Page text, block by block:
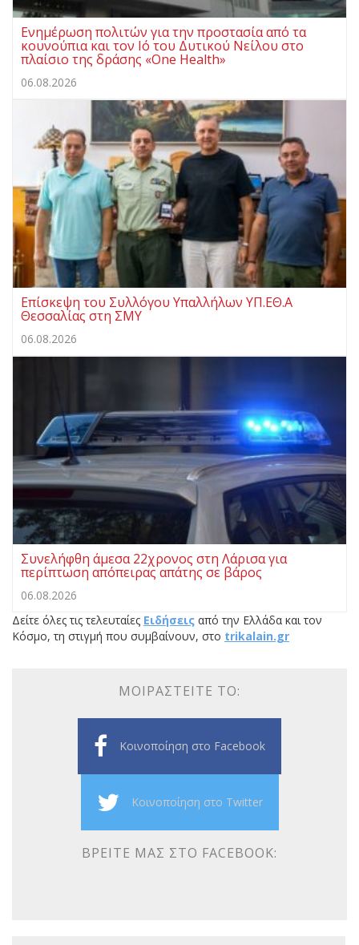
Ενημέρωση πολιτών για την προστασία από τα
κουνούπια και τον Ιό του Δυτικού Νείλου στο
πλαίσιο της δράσης «One Health»
06.08.2026
Επίσκεψη του Συλλόγου Υπαλλήλων ΥΠ.ΕΘ.Α
Θεσσαλίας στη ΣΜΥ
06.08.2026
Συνελήφθη άμεσα 22χρονος στη Λάρισα για
περίπτωση απόπειρας απάτης σε βάρος
06.08.2026
Δείτε όλες τις τελευταίες Ειδήσεις από την Ελλάδα και τον
Κόσμο, τη στιγμή που συμβαίνουν, στο trikalain.gr
ΜΟΙΡΑΣΤΕΊΤΕ ΤΟ:
Κοινοποίηση στο Facebook
Κοινοποίηση στο Twitter
ΒΡΕΊΤΕ ΜΑΣ ΣΤΟ FACEBOOK: